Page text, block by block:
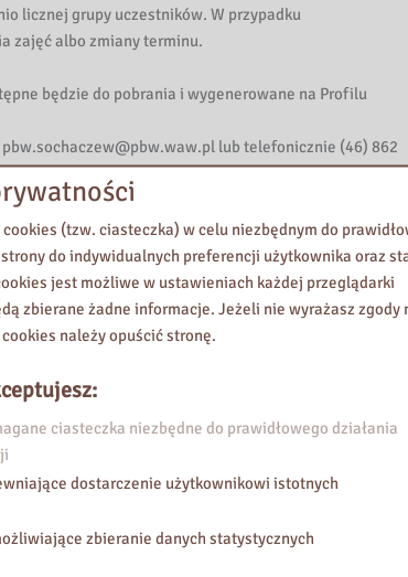
licznej grupy uczestników. W przypadku
zajęć albo zmiany terminu.
będzie do pobrania i wygenerowane na Profilu
lub telefonicznie (46) 862
(tzw. ciasteczka) w celu niezbędnym do
do indywidualnych preferencji użytkownika oraz
jest możliwe w ustawieniach każdej przeglądarki
zbierane żadne informacje. Jeżeli nie wyrażasz zgody
należy opuścić stronę.
ciasteczka niezbędne do prawidłowego działania
dostarczenie użytkownikowi istotnych
zbieranie danych statystycznych